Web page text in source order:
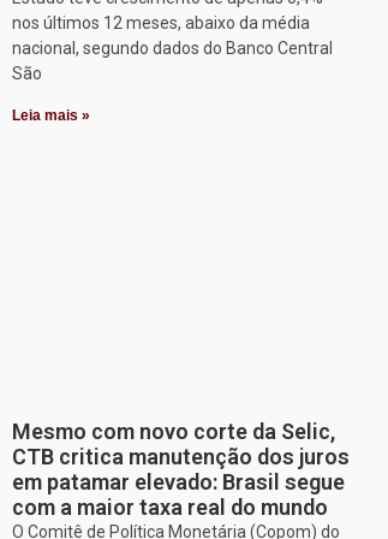
nos últimos 12 meses, abaixo da média
nacional, segundo dados do Banco Central
São
Leia mais »
Mesmo com novo corte da Selic,
CTB critica manutenção dos juros
em patamar elevado: Brasil segue
com a maior taxa real do mundo
O Comitê de Política Monetária (Copom) do